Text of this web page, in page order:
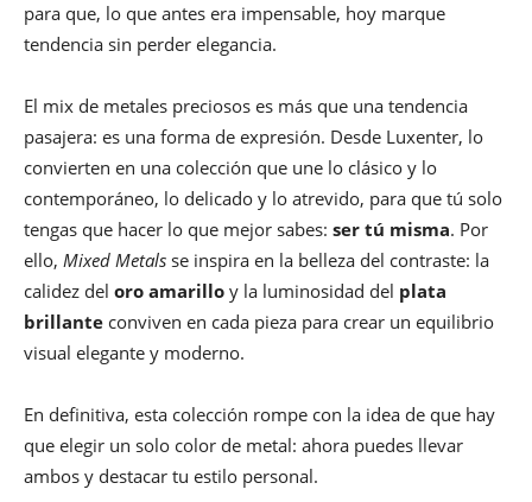
para que, lo que antes era impensable, hoy marque
tendencia sin perder elegancia.
El mix de metales preciosos es más que una tendencia
pasajera: es una forma de expresión. Desde Luxenter, lo
convierten en una colección que une lo clásico y lo
contemporáneo, lo delicado y lo atrevido, para que tú solo
tengas que hacer lo que mejor sabes: ser tú misma. Por
ello, Mixed Metals se inspira en la belleza del contraste: la
calidez del oro amarillo y la luminosidad del plata
brillante conviven en cada pieza para crear un equilibrio
visual elegante y moderno.
En definitiva, esta colección rompe con la idea de que hay
que elegir un solo color de metal: ahora puedes llevar
ambos y destacar tu estilo personal.